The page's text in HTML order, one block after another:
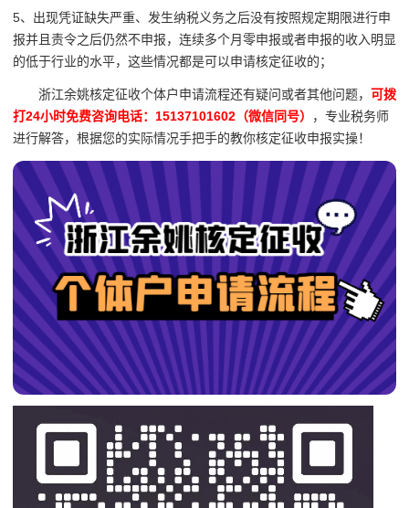
5、出现凭证缺失严重、发生纳税义务之后没有按照规定期限进行申
报并且责令之后仍然不申报，连续多个月零申报或者申报的收入明显
的低于行业的水平，这些情况都是可以申请核定征收的；
浙江余姚核定征收个体户申请流程还有疑问或者其他问题， 可拨
打24小时免费咨询电话：15137101602（微信同号）
，专业税务师
进行解答，根据您的实际情况手把手的教你核定征收申报实操！